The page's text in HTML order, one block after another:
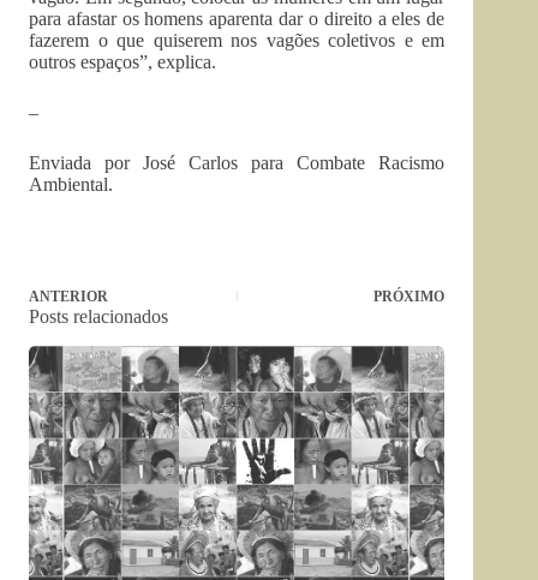
para afastar os homens aparenta dar o direito a eles de
fazerem o que quiserem nos vagões coletivos e em
outros espaços”, explica.
–
Enviada por José Carlos para Combate Racismo
Ambiental.
ANTERIOR PRÓXIMO
Posts relacionados